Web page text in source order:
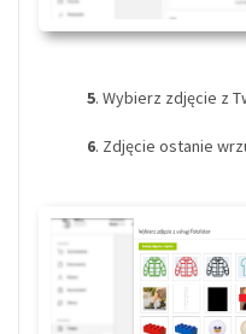
5. Wybierz zdjęcie z
6. Zdjęcie ostanie